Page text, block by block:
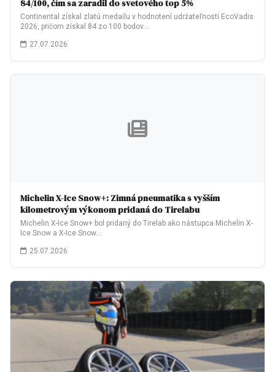
84/100, čím sa zaradil do svetového top 5%
Continental získal zlatú medailu v hodnotení udržateľnosti EcoVadis
2026, pričom získal 84 zo 100 bodov…
27.07.2026
Michelin X-Ice Snow+: Zimná pneumatika s vyšším
kilometrovým výkonom pridaná do Tirelabu
Michelin X-Ice Snow+ bol pridaný do Tirelab ako nástupca Michelin X-
Ice Snow a X-Ice Snow…
25.07.2026